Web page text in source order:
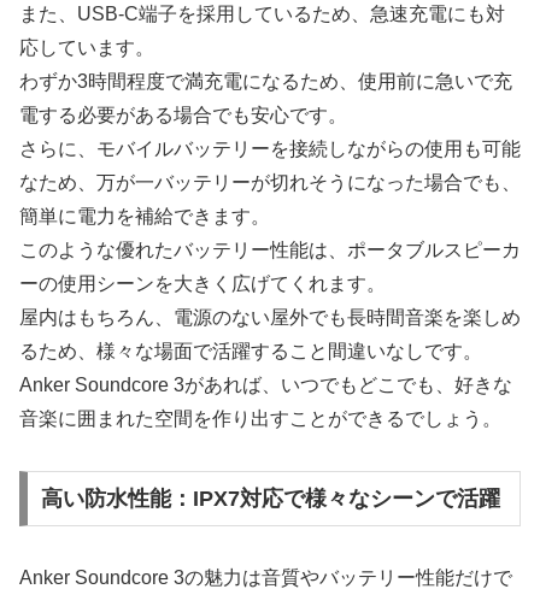
また、USB-C端子を採用しているため、急速充電にも対
応しています。
わずか3時間程度で満充電になるため、使用前に急いで充
電する必要がある場合でも安心です。
さらに、モバイルバッテリーを接続しながらの使用も可能
なため、万が一バッテリーが切れそうになった場合でも、
簡単に電力を補給できます。
このような優れたバッテリー性能は、ポータブルスピーカ
ーの使用シーンを大きく広げてくれます。
屋内はもちろん、電源のない屋外でも長時間音楽を楽しめ
るため、様々な場面で活躍すること間違いなしです。
Anker Soundcore 3があれば、いつでもどこでも、好きな
音楽に囲まれた空間を作り出すことができるでしょう。
高い防水性能：IPX7対応で様々なシーンで活躍
Anker Soundcore 3の魅力は音質やバッテリー性能だけで